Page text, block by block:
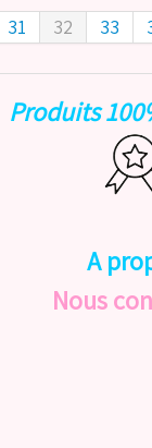
31 32 33
Produits
A
Nous